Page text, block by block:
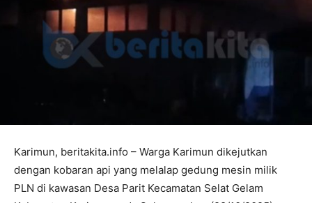
Karimun, beritakita.info – Warga Karimun dikejutkan
dengan kobaran api yang melalap gedung mesin milik
PLN di kawasan Desa Parit Kecamatan Selat Gelam